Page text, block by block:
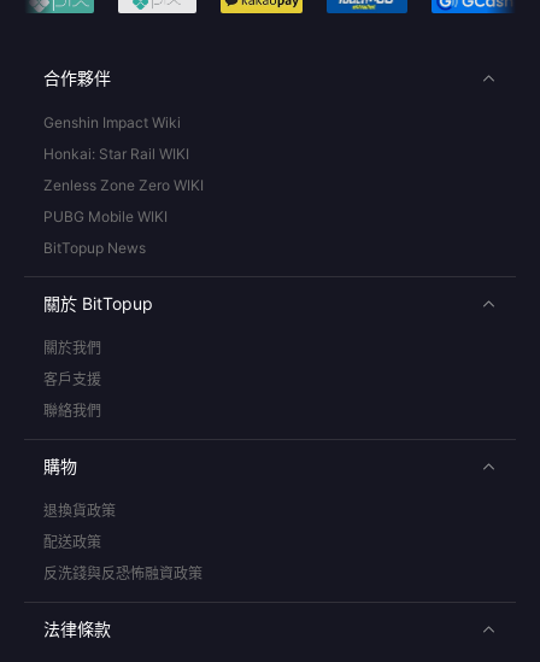
合作夥伴
Genshin Impact Wiki
Honkai: Star Rail WIKI
Zenless Zone Zero WIKI
PUBG Mobile WIKI
BitTopup News
關於 BitTopup
關於我們
客戶支援
聯絡我們
購物
退換貨政策
配送政策
反洗錢與反恐怖融資政策
法律條款